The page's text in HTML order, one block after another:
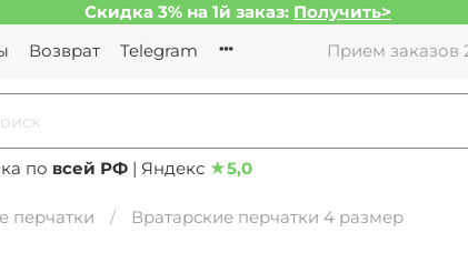
Скидка 3% на 1й заказ: Получить>
Возврат Telegram Прием заказов
по всей РФ | Яндекс ★5,0
перчатки Вратарские перчатки 4 размер